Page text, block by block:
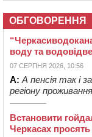
ОБГОВОРЕННЯ
воду та
07 СЕРПНЯ 2026, 10:56
А: А пенсія так і
регіону
Встановити
Черкасах